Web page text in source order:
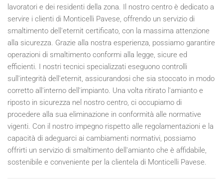
lavoratori e dei residenti della zona. Il nostro centro è dedicato a
servire i clienti di Monticelli Pavese, offrendo un servizio di
smaltimento dell'eternit certificato, con la massima attenzione
alla sicurezza. Grazie alla nostra esperienza, possiamo garantire
operazioni di smaltimento conformi alla legge, sicure ed
efficienti. I nostri tecnici specializzati eseguono controlli
sull'integrità dell'eternit, assicurandosi che sia stoccato in modo
corretto all'interno dell'impianto. Una volta ritirato l'amianto e
riposto in sicurezza nel nostro centro, ci occupiamo di
procedere alla sua eliminazione in conformità alle normative
vigenti. Con il nostro impegno rispetto alle regolamentazioni e la
capacità di adeguarci ai cambiamenti normativi, possiamo
offrirti un servizio di smaltimento dell'amianto che è affidabile,
sostenibile e conveniente per la clientela di Monticelli Pavese.